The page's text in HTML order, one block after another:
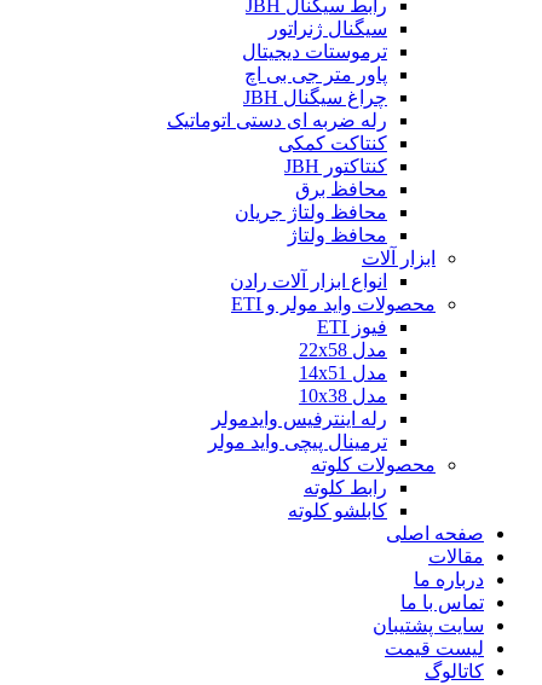
رابط سیگنال JBH
سیگنال ژنراتور
ترموستات دیجیتال
پاور متر جی بی اچ
چراغ سیگنال JBH
رله ضربه ای دستی اتوماتیک
کنتاکت کمکی
کنتاکتور JBH
محافظ برق
محافظ ولتاژ جریان
محافظ ولتاژ
ابزار آلات
انواع ابزار آلات رادن
محصولات واید مولر و ETI
فیوز ETI
مدل 22x58
مدل 14x51
مدل 10x38
رله اینترفیس وایدمولر
ترمینال پیچی واید مولر
محصولات کلوته
رابط کلوته
کابلشو کلوته
صفحه اصلی
مقالات
درباره ما
تماس با ما
سایت پشتیبان
لیست قیمت
کاتالوگ